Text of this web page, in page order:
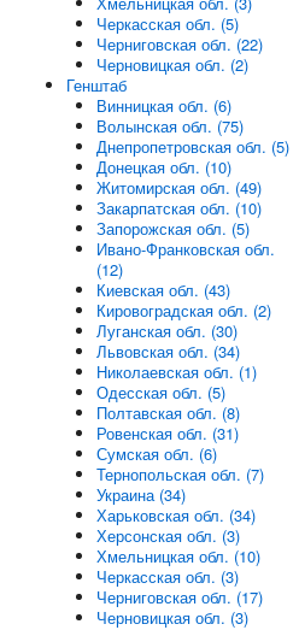
Черкасская обл. (5)
Черниговская обл. (22)
Черновицкая обл. (2)
Генштаб
Винницкая обл. (6)
Волынская обл. (75)
Днепропетровская обл. (5)
Донецкая обл. (10)
Житомирская обл. (49)
Закарпатская обл. (10)
Запорожская обл. (5)
Ивано-Франковская обл.
(12)
Киевская обл. (43)
Кировоградская обл. (2)
Луганская обл. (30)
Львовская обл. (34)
Николаевская обл. (1)
Одесская обл. (5)
Полтавская обл. (8)
Ровенская обл. (31)
Сумская обл. (6)
Тернопольская обл. (7)
Украина (34)
Харьковская обл. (34)
Херсонская обл. (3)
Хмельницкая обл. (10)
Черкасская обл. (3)
Черниговская обл. (17)
Черновицкая обл. (3)